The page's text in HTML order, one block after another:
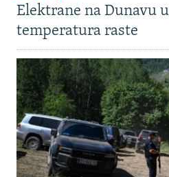
Elektrane na Dunavu
temperatura raste